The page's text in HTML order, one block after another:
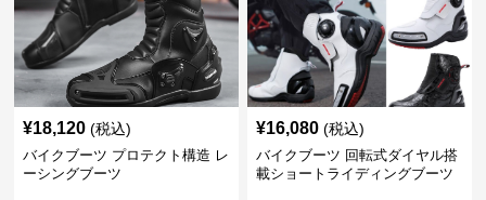
¥18,120 (税込)
バイクブーツ プロテクト構造 レ
ーシングブーツ
¥16,080 (税込)
バイクブーツ 回転式ダイヤル搭
載ショートライディングブーツ